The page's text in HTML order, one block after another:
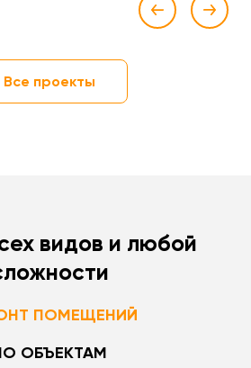
Все проекты
видов и любой
ПОМЕЩЕНИЙ
ОБЪЕКТАМ